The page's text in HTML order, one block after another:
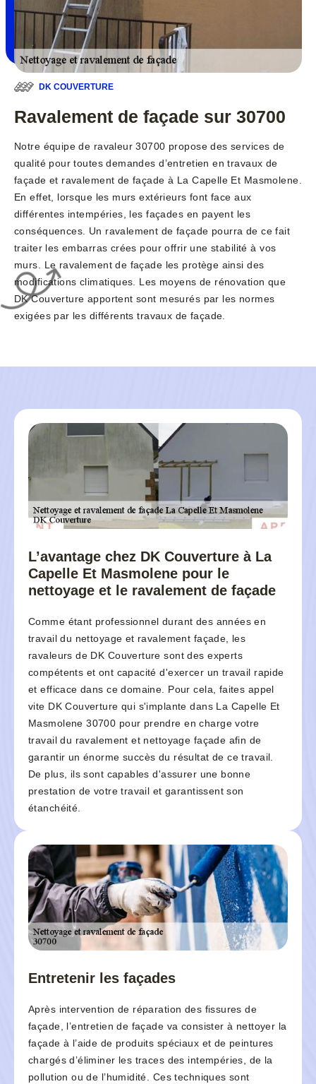
DK COUVERTURE
Ravalement de façade sur 30700
Notre équipe de ravaleur 30700 propose des services de
qualité pour toutes demandes d’entretien en travaux de
façade et ravalement de façade à La Capelle Et Masmolene.
En effet, lorsque les murs extérieurs font face aux
différentes intempéries, les façades en payent les
conséquences. Un ravalement de façade pourra de ce fait
traiter les embarras crées pour offrir une stabilité à vos
murs. Le ravalement de façade les protège ainsi des
modifications climatiques. Les moyens de rénovation que
DK Couverture apportent sont mesurés par les normes
exigées par les différents travaux de façade.
L’avantage chez DK Couverture à La
Capelle Et Masmolene pour le
nettoyage et le ravalement de façade
Comme étant professionnel durant des années en
travail du nettoyage et ravalement façade, les
ravaleurs de DK Couverture sont des experts
compétents et ont capacité d'exercer un travail rapide
et efficace dans ce domaine. Pour cela, faites appel
vite DK Couverture qui s'implante dans La Capelle Et
Masmolene 30700 pour prendre en charge votre
travail du ravalement et nettoyage façade afin de
garantir un énorme succès du résultat de ce travail.
De plus, ils sont capables d'assurer une bonne
prestation de votre travail et garantissent son
étanchéité.
Entretenir les façades
Après intervention de réparation des fissures de
façade, l’entretien de façade va consister à nettoyer la
façade à l’aide de produits spéciaux et de peintures
chargés d’éliminer les traces des intempéries, de la
pollution ou de l’humidité. Ces techniques sont